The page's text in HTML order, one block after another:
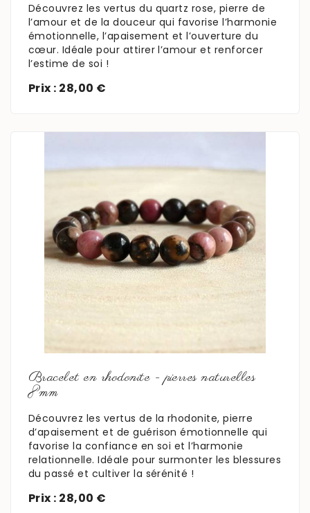
Découvrez les vertus du quartz rose, pierre de
l’amour et de la douceur qui favorise l’harmonie
émotionnelle, l’apaisement et l’ouverture du
cœur. Idéale pour attirer l’amour et renforcer
l’estime de soi !
Prix : 28,00 €
Bracelet en rhodonite - pierres naturelles
8mm
Découvrez les vertus de la rhodonite, pierre
d’apaisement et de guérison émotionnelle qui
favorise la confiance en soi et l’harmonie
relationnelle. Idéale pour surmonter les blessures
du passé et cultiver la sérénité !
Prix : 28,00 €
En savoir plus